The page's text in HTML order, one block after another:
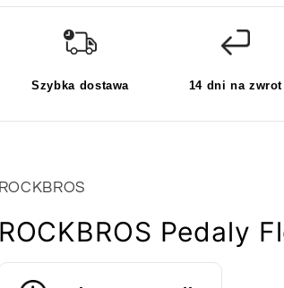
Szybka dostawa 14 dni na zwrot
ROCKBROS
ROCKBROS Pedaly